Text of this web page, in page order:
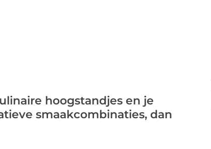
hoogstandjes en je
smaakcombinaties, dan